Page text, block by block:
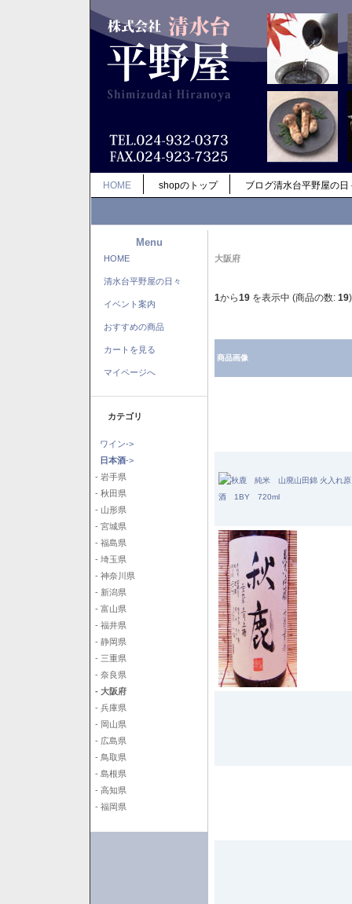
HOME shopのトップ ブログ清水台平野屋の日
Menu
HOME
清水台平野屋の日々
イベント案内
おすすめの商品
カートを見る
マイページへ
カテゴリ
ワイン->
日本酒->
- 岩手県
- 秋田県
- 山形県
- 宮城県
- 福島県
- 埼玉県
- 神奈川県
- 新潟県
- 富山県
- 福井県
- 静岡県
- 三重県
- 奈良県
- 大阪府
- 兵庫県
- 岡山県
- 広島県
- 鳥取県
- 島根県
- 高知県
- 福岡県
大阪府
1から19 を表示中 (商品の数: 19)
商品画像